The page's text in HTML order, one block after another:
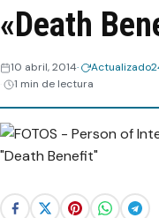
Recomendaciones
Videos
Webisodios
«Death
10 abril, 2014 Actualizado
1 min de lectura